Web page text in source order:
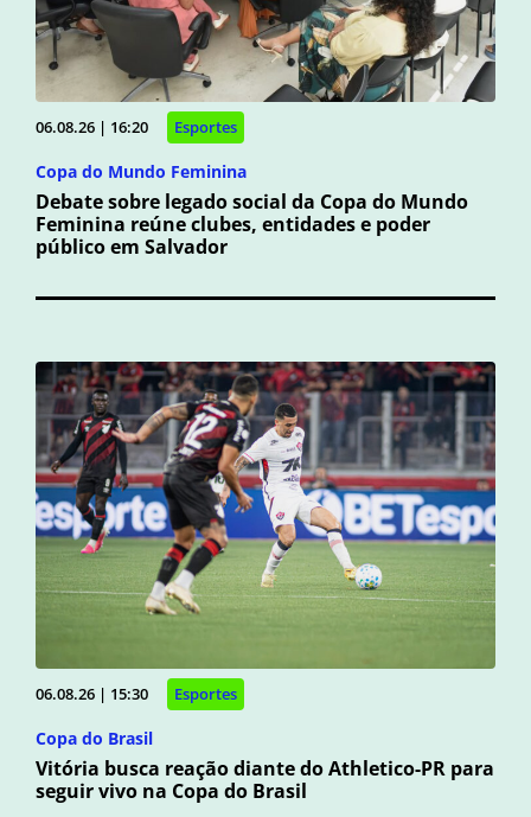
06.08.26 | 16:20 Esportes
Copa do Mundo Feminina
Debate sobre legado social da Copa do Mundo
Feminina reúne clubes, entidades e poder
público em Salvador
06.08.26 | 15:30 Esportes
Copa do Brasil
Vitória busca reação diante do Athletico-PR para
seguir vivo na Copa do Brasil